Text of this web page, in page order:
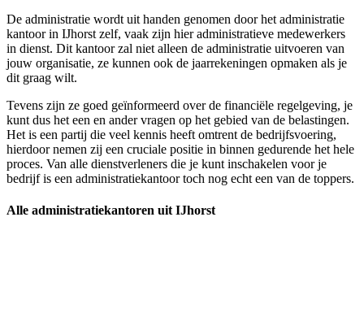
De administratie wordt uit handen genomen door het administratie
kantoor in IJhorst zelf, vaak zijn hier administratieve medewerkers
in dienst. Dit kantoor zal niet alleen de administratie uitvoeren van
jouw organisatie, ze kunnen ook de jaarrekeningen opmaken als je
dit graag wilt.
Tevens zijn ze goed geïnformeerd over de financiële regelgeving, je
kunt dus het een en ander vragen op het gebied van de belastingen.
Het is een partij die veel kennis heeft omtrent de bedrijfsvoering,
hierdoor nemen zij een cruciale positie in binnen gedurende het hele
proces. Van alle dienstverleners die je kunt inschakelen voor je
bedrijf is een administratiekantoor toch nog echt een van de toppers.
Alle administratiekantoren uit IJhorst